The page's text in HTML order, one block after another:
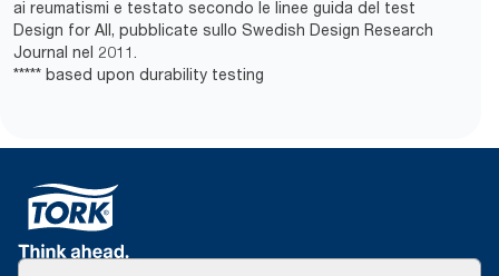
ai reumatismi e testato secondo le linee guida del test
Design for All, pubblicate sullo Swedish Design Research
Journal nel 2011.
***** based upon durability testing